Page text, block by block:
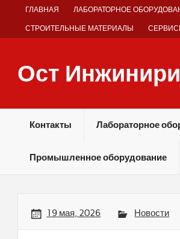
ГЛАВНАЯ ЛАБОРАТОРНОЕ
СТРОИТЕЛЬНЫЕ МАТЕРИАЛЫ
Ост
Контакты Лабораторное
Промышленное оборудование
19 мая, 2026 Новости